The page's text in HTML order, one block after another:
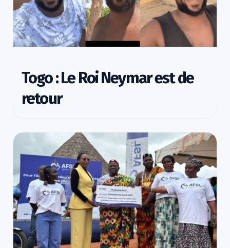
Togo : Le Roi Neymar est de
retour